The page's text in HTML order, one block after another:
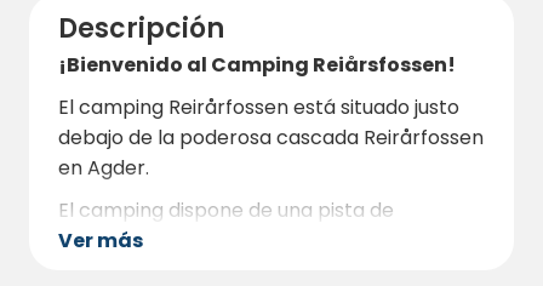
Descripción
¡Bienvenido al Camping Reiårsfossen!
El camping Reirårfossen está situado justo
debajo de la poderosa cascada Reirårfossen
en Agder.
El camping dispone de una pista de
aterrizaje de 600 metros y ofrece parcelas
Ver más